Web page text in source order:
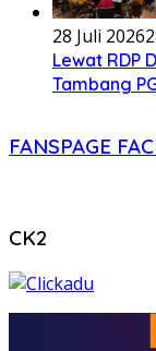
28 Juli 2026
Lewat RDP
Tambang
FANSPAGE
CK2